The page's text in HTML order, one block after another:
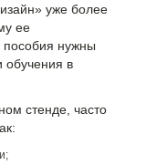
уже более
ее
пособия нужны
обучения в
стенде, часто